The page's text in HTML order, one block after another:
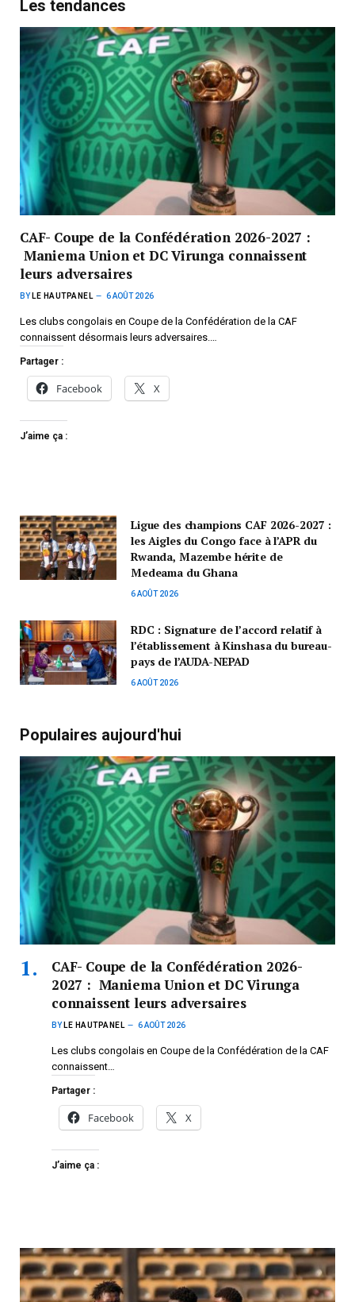
Les tendances
CAF- Coupe de la Confédération 2026-2027 :
Maniema Union et DC Virunga connaissent
leurs adversaires
BY LE HAUTPANEL 6 AOÛT 2026
Les clubs congolais en Coupe de la Confédération de la CAF
connaissent désormais leurs adversaires.…
Partager :
Facebook X
J’aime ça :
Ligue des champions CAF 2026-2027 :
les Aigles du Congo face à l’APR du
Rwanda, Mazembe hérite de
Medeama du Ghana
6 AOÛT 2026
RDC : Signature de l’accord relatif à
l’établissement à Kinshasa du bureau-
pays de l’AUDA-NEPAD
6 AOÛT 2026
Populaires aujourd'hui
CAF- Coupe de la Confédération 2026-
2027 : Maniema Union et DC Virunga
connaissent leurs adversaires
BY LE HAUTPANEL 6 AOÛT 2026
Les clubs congolais en Coupe de la Confédération de la CAF
connaissent…
Partager :
Facebook X
J’aime ça :